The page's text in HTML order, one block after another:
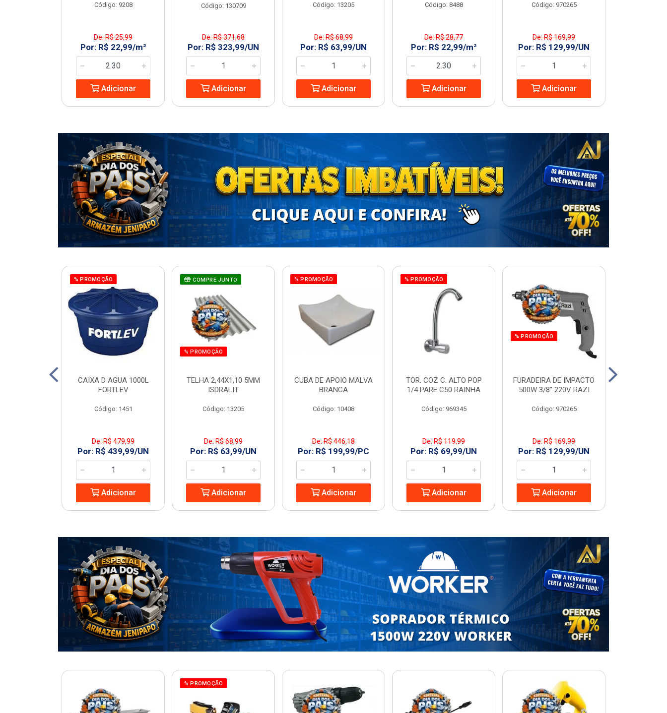
Código: 9208
De: R$ 25,99
Por: R$ 22,99/m²
Adicionar
Código: 130709
De: R$ 371,68
Por: R$ 323,99/UN
Adicionar
Código: 13205
De: R$ 68,99
Por: R$ 63,99/UN
Adicionar
Código: 8488
De: R$ 28,77
Por: R$ 22,99/m²
Adicionar
Código: 970265
De: R$ 169,99
Por: R$ 129,99/UN
Adicionar
% PROMOÇÃO
CAIXA D AGUA 1000L
FORTLEV
Código: 1451
De: R$ 479,99
Por: R$ 439,99/UN
Adicionar
COMPRE JUNTO
% PROMOÇÃO
TELHA 2,44X1,10 5MM
ISDRALIT
Código: 13205
De: R$ 68,99
Por: R$ 63,99/UN
Adicionar
% PROMOÇÃO
CUBA DE APOIO MALVA
BRANCA
Código: 10408
De: R$ 446,18
Por: R$ 199,99/PC
Adicionar
% PROMOÇÃO
TOR. COZ C. ALTO POP
1/4 PARE C50 RAINHA
Código: 969345
De: R$ 119,99
Por: R$ 69,99/UN
Adicionar
% PROMOÇÃO
FURADEIRA DE IMPACTO
500W 3/8” 220V RAZI
Código: 970265
De: R$ 169,99
Por: R$ 129,99/UN
Adicionar
% PROMOÇÃO